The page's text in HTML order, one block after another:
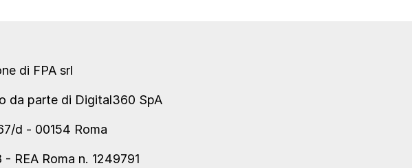
di FPA srl
da parte di Digital360 SpA
d - 00154 Roma
REA Roma n. 1249791